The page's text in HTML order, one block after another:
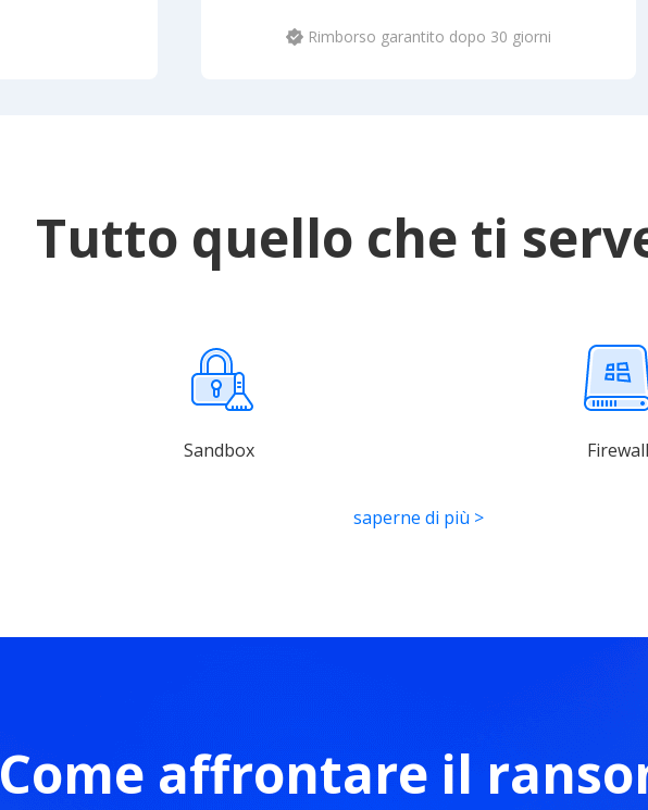
Rimborso garantito dopo 30 giorni
Tutto quello che ti
Sandbox Firewall
saperne di più >
Come affrontare il